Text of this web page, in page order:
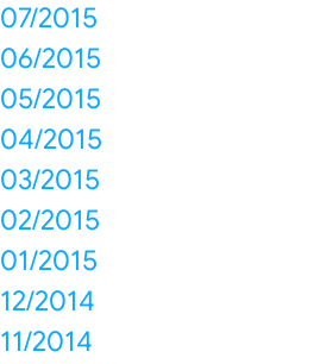
07/2015
06/2015
05/2015
04/2015
03/2015
02/2015
01/2015
12/2014
11/2014